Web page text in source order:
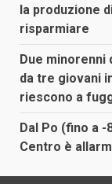
la produzione
risparmiare
Due
da tre giovani
riescono a
Dal Po (fino a -
Centro è